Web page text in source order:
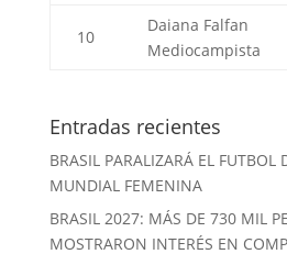
10
Daiana Falfan
Mediocampista
Entradas recientes
BRASIL PARALIZARÁ EL FUTBOL
MUNDIAL FEMENINA
BRASIL 2027: MÁS DE 730 MIL
MOSTRARON INTERÉS EN